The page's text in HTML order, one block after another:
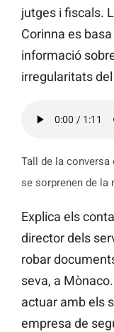
jutges i fiscals.
Corinna es
informació
irregularitats
Tall de la
se sorprenen de la
Explica els
director dels
robar
seva, a
actuar amb els
empresa de